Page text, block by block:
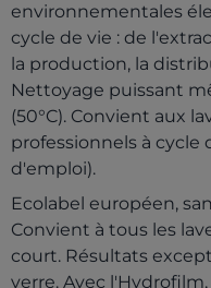
environnementales
cycle de vie : de
la production, la
Nettoyage puissant
(50°C). Convient aux
professionnels à cycle
d'emploi).
Ecolabel européen,
Convient à tous les
court. Résultats
verre. Avec